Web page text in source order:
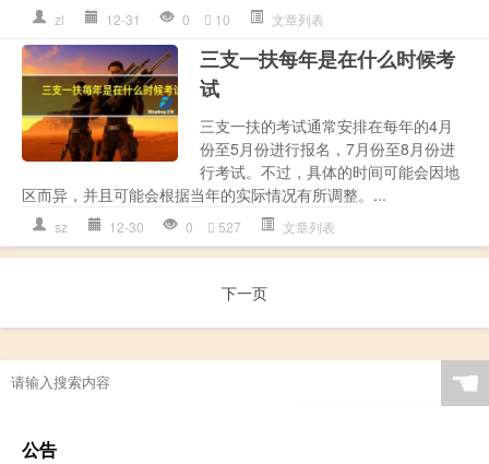
zl 12-31 0 10 文章列表
三支一扶每年是在什么时候考
试
三支一扶的考试通常安排在每年的4月
份至5月份进行报名，7月份至8月份进
行考试。不过，具体的时间可能会因地
区而异，并且可能会根据当年的实际情况有所调整。...
sz 12-30 0 527 文章列表
下一页
☚
公告